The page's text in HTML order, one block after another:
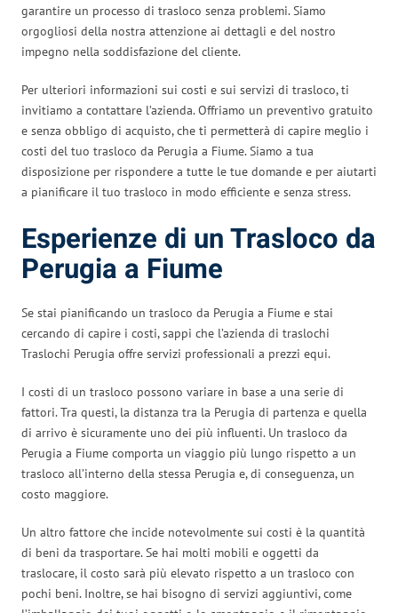
garantire un processo di trasloco senza problemi. Siamo
orgogliosi della nostra attenzione ai dettagli e del nostro
impegno nella soddisfazione del cliente.
Per ulteriori informazioni sui costi e sui servizi di trasloco, ti
invitiamo a contattare l’azienda. Offriamo un preventivo gratuito
e senza obbligo di acquisto, che ti permetterà di capire meglio i
costi del tuo trasloco da Perugia a Fiume. Siamo a tua
disposizione per rispondere a tutte le tue domande e per aiutarti
a pianificare il tuo trasloco in modo efficiente e senza stress.
Esperienze di un Trasloco da
Perugia a Fiume
Se stai pianificando un trasloco da Perugia a Fiume e stai
cercando di capire i costi, sappi che l’azienda di traslochi
Traslochi Perugia offre servizi professionali a prezzi equi.
I costi di un trasloco possono variare in base a una serie di
fattori. Tra questi, la distanza tra la Perugia di partenza e quella
di arrivo è sicuramente uno dei più influenti. Un trasloco da
Perugia a Fiume comporta un viaggio più lungo rispetto a un
trasloco all’interno della stessa Perugia e, di conseguenza, un
costo maggiore.
Un altro fattore che incide notevolmente sui costi è la quantità
di beni da trasportare. Se hai molti mobili e oggetti da
traslocare, il costo sarà più elevato rispetto a un trasloco con
pochi beni. Inoltre, se hai bisogno di servizi aggiuntivi, come